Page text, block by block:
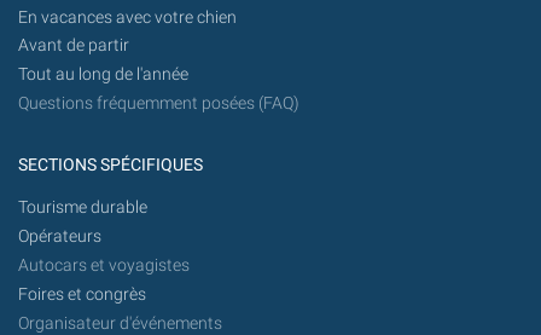
En vacances avec votre chien
Avant de partir
Tout au long de l'année
Questions fréquemment posées (FAQ)
SECTIONS SPÉCIFIQUES
Tourisme durable
Opérateurs
Autocars et voyagistes
Foires et congrès
Organisateur d'événements